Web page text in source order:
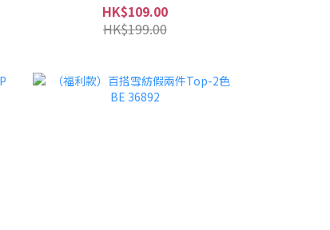
HK$109.00
HK$199.00